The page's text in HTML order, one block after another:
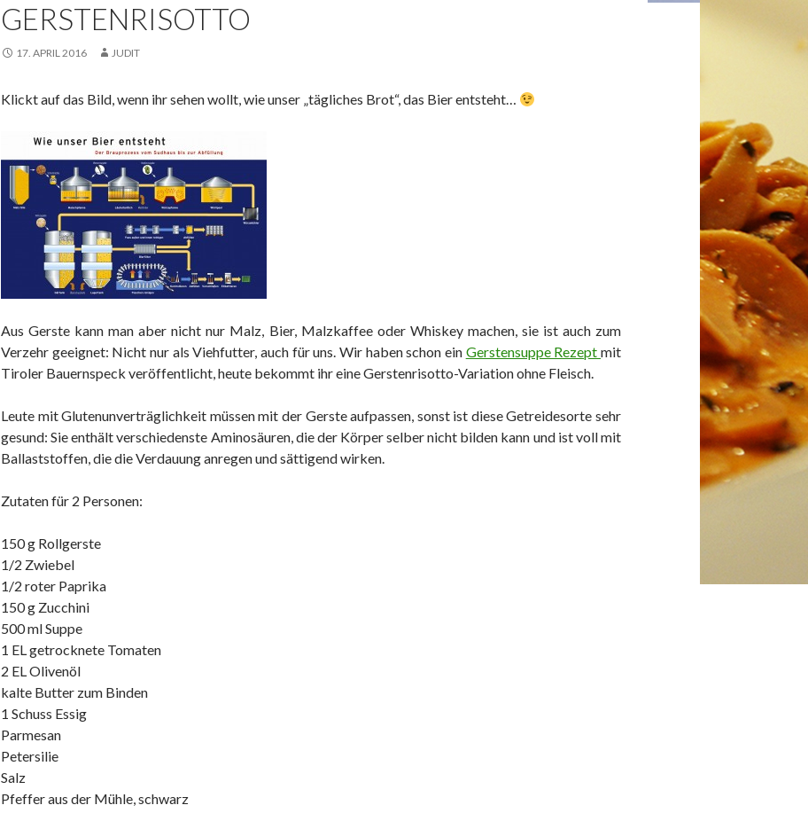
GERSTENRISOTTO
17. APRIL 2016 JUDIT
Klickt auf das Bild, wenn ihr sehen wollt, wie unser „tägliches Brot“, das Bier entsteht…
Aus Gerste kann man aber nicht nur Malz, Bier, Malzkaffee oder Whiskey machen, sie ist auch zum
Verzehr geeignet: Nicht nur als Viehfutter, auch für uns. Wir haben schon ein Gerstensuppe Rezeptmit
Tiroler Bauernspeck veröffentlicht, heute bekommt ihr eine Gerstenrisotto-Variation ohne Fleisch.
Leute mit Glutenunverträglichkeit müssen mit der Gerste aufpassen, sonst ist diese Getreidesorte sehr
gesund: Sie enthält verschiedenste Aminosäuren, die der Körper selber nicht bilden kann und ist voll mit
Ballaststoffen, die die Verdauung anregen und sättigend wirken.
Zutaten für 2 Personen:
150 g Rollgerste
1/2 Zwiebel
1/2 roter Paprika
150 g Zucchini
500 ml Suppe
1 EL getrocknete Tomaten
2 EL Olivenöl
kalte Butter zum Binden
1 Schuss Essig
Parmesan
Petersilie
Salz
Pfeffer aus der Mühle, schwarz